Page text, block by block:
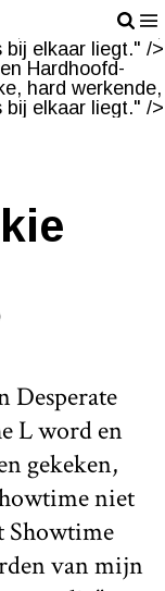
Hardhoofd-
hard werkende,
bij elkaar liegt." />
Hardhoofd-
hard werkende,
bij elkaar liegt." />
Desperate
L word en
gekeken,
niet
Showtime
van mijn